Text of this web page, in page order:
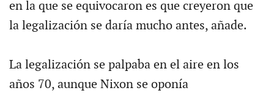
en la que se equivocaron es que creyeron que
la legalización se daría mucho antes, añade.
La legalización se palpaba en el aire en los
años 70, aunque Nixon se oponía